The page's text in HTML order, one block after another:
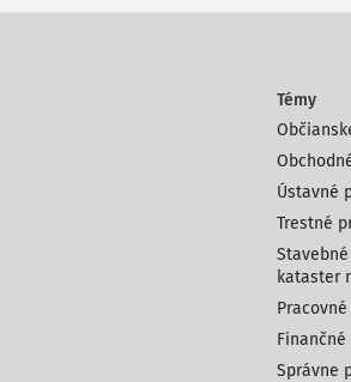
Témy
Ústavné
Trestné
kataster
Správne